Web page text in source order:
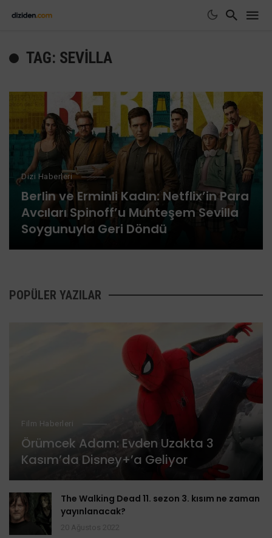
TAG: SEVILLA
Dizi Haberleri
Berlin ve Erminli Kadın: Netflix’in Para
Avcıları Spinoff’u Muhteşem Sevilla
Soygunuyla Geri Döndü
POPÜLER YAZILAR
Film Haberleri
Örümcek Adam: Evden Uzakta 3
Kasım’da Disney+’a Geliyor
The Walking Dead 11. sezon 3. kısım ne zaman
yayınlanacak?